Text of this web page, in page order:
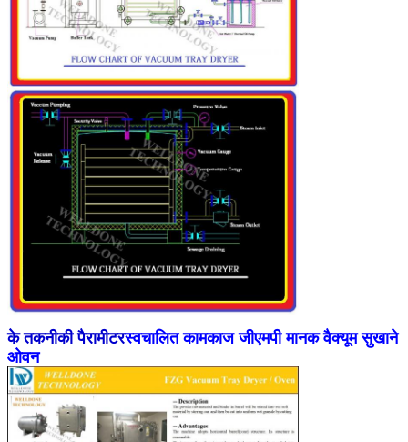
के तकनीकी पैरामीटरस्वचालित कामकाज जीएमपी मानक वैक्यूम सुखाने
ओवन